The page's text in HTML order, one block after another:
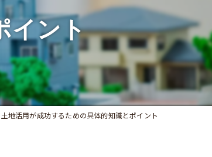
戸建
マンション
相続
買い替え
イント
土地活用が成功するための具体的知識とポイント